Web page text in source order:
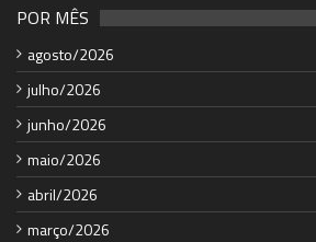
POR MÊS
agosto/2026
julho/2026
junho/2026
maio/2026
abril/2026
março/2026